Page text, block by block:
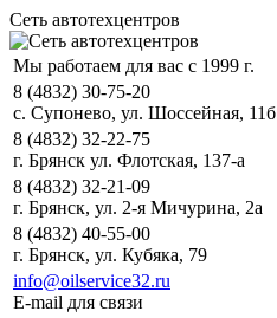
Сеть автотехцентров
Мы работаем для вас с 1999 г.
8 (4832) 30-75-20
с. Супонево, ул. Шоссейная, 11б
8 (4832) 32-22-75
г. Брянск ул. Флотская, 137-а
8 (4832) 32-21-09
г. Брянск, ул. 2-я Мичурина, 2а
8 (4832) 40-55-00
г. Брянск, ул. Кубяка, 79
info@oilservice32.ru
E-mail для связи